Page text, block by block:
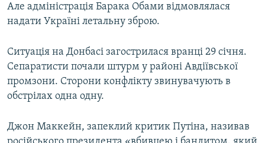
Але адміністрація Барака Обами відмовлялася
надати Україні летальну зброю.
Ситуація на Донбасі загострилася вранці 29 січня.
Сепаратисти почали штурм у районі Авдіївської
промзони. Сторони конфлікту звинувачують в
обстрілах одна одну.
Джон Маккейн, запеклий критик Путіна, називав